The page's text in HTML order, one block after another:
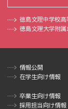
徳島文理中学校高
徳島文理大学附属
情報公開
在学生向け情報
卒業生向け情報
採用担当向け情報